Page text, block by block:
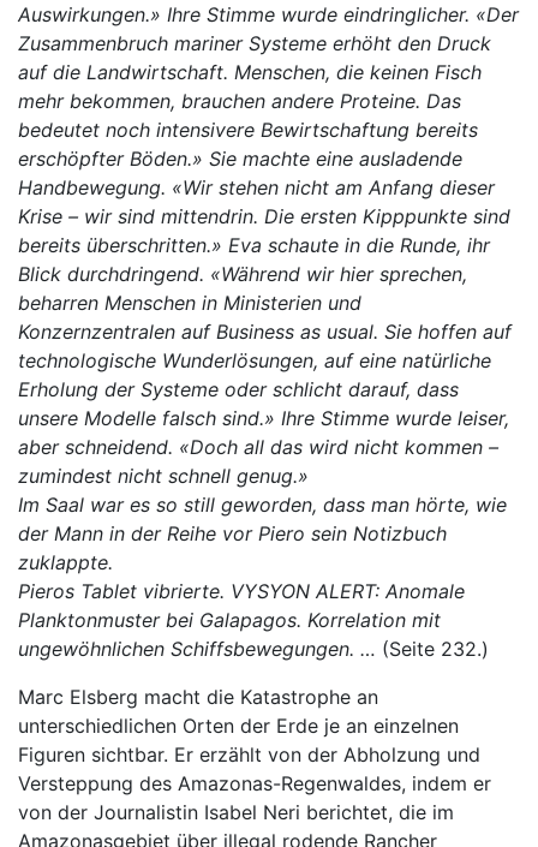
Auswirkungen.» Ihre Stimme wurde eindringlicher. «Der
Zusammenbruch mariner Systeme erhöht den Druck
auf die Landwirtschaft. Menschen, die keinen Fisch
mehr bekommen, brauchen andere Proteine. Das
bedeutet noch intensivere Bewirtschaftung bereits
erschöpfter Böden.» Sie machte eine ausladende
Handbewegung. «Wir stehen nicht am Anfang dieser
Krise – wir sind mittendrin. Die ersten Kipppunkte sind
bereits überschritten.» Eva schaute in die Runde, ihr
Blick durchdringend. «Während wir hier sprechen,
beharren Menschen in Ministerien und
Konzernzentralen auf Business as usual. Sie hoffen auf
technologische Wunderlösungen, auf eine natürliche
Erholung der Systeme oder schlicht darauf, dass
unsere Modelle falsch sind.» Ihre Stimme wurde leiser,
aber schneidend. «Doch all das wird nicht kommen –
zumindest nicht schnell genug.»
Im Saal war es so still geworden, dass man hörte, wie
der Mann in der Reihe vor Piero sein Notizbuch
zuklappte.
Pieros Tablet vibrierte. VYSYON ALERT: Anomale
Planktonmuster bei Galapagos. Korrelation mit
ungewöhnlichen Schiffsbewegungen. … (Seite 232.)
Marc Elsberg macht die Katastrophe an
unterschiedlichen Orten der Erde je an einzelnen
Figuren sichtbar. Er erzählt von der Abholzung und
Versteppung des Amazonas-Regenwaldes, indem er
von der Journalistin Isabel Neri berichtet, die im
Amazonasgebiet über illegal rodende Rancher